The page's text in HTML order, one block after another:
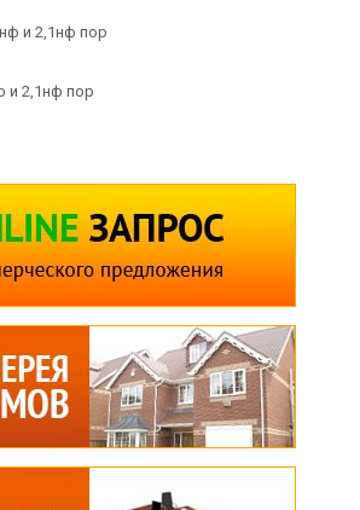
и 2,1нф пор
и 2,1нф пор